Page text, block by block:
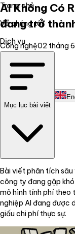
Trang chủ
Về chúng tôi
Dịch vụ
Liên hệ
AI Không Có
đang trở
Công nghệ02 tháng
Mục lục bài viết
Bài viết phân tích sâu
công ty đang gặp
mô hình tính phí theo
nghiệp AI đang được
giấu chi phí thực sự.